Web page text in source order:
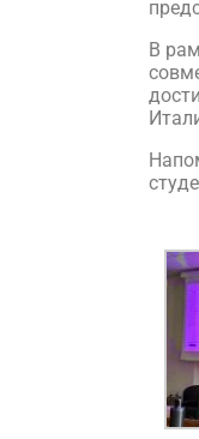
В